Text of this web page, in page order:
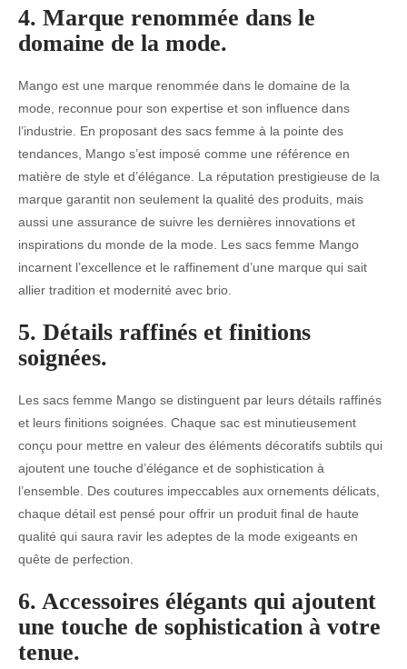
4. Marque renommée dans le
domaine de la mode.
Mango est une marque renommée dans le domaine de la
mode, reconnue pour son expertise et son influence dans
l’industrie. En proposant des sacs femme à la pointe des
tendances, Mango s’est imposé comme une référence en
matière de style et d’élégance. La réputation prestigieuse de la
marque garantit non seulement la qualité des produits, mais
aussi une assurance de suivre les dernières innovations et
inspirations du monde de la mode. Les sacs femme Mango
incarnent l’excellence et le raffinement d’une marque qui sait
allier tradition et modernité avec brio.
5. Détails raffinés et finitions
soignées.
Les sacs femme Mango se distinguent par leurs détails raffinés
et leurs finitions soignées. Chaque sac est minutieusement
conçu pour mettre en valeur des éléments décoratifs subtils qui
ajoutent une touche d’élégance et de sophistication à
l’ensemble. Des coutures impeccables aux ornements délicats,
chaque détail est pensé pour offrir un produit final de haute
qualité qui saura ravir les adeptes de la mode exigeants en
quête de perfection.
6. Accessoires élégants qui ajoutent
une touche de sophistication à votre
tenue.